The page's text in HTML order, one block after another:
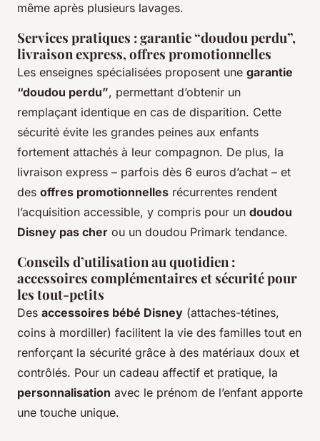
même après plusieurs lavages.
Services pratiques : garantie “doudou perdu”,
livraison express, offres promotionnelles
Les enseignes spécialisées proposent une garantie
“doudou perdu”, permettant d’obtenir un
remplaçant identique en cas de disparition. Cette
sécurité évite les grandes peines aux enfants
fortement attachés à leur compagnon. De plus, la
livraison express – parfois dès 6 euros d’achat – et
des offres promotionnelles récurrentes rendent
l’acquisition accessible, y compris pour un doudou
Disney pas cher ou un doudou Primark tendance.
Conseils d’utilisation au quotidien :
accessoires complémentaires et sécurité pour
les tout-petits
Des accessoires bébé Disney (attaches-tétines,
coins à mordiller) facilitent la vie des familles tout en
renforçant la sécurité grâce à des matériaux doux et
contrôlés. Pour un cadeau affectif et pratique, la
personnalisation avec le prénom de l’enfant apporte
une touche unique.